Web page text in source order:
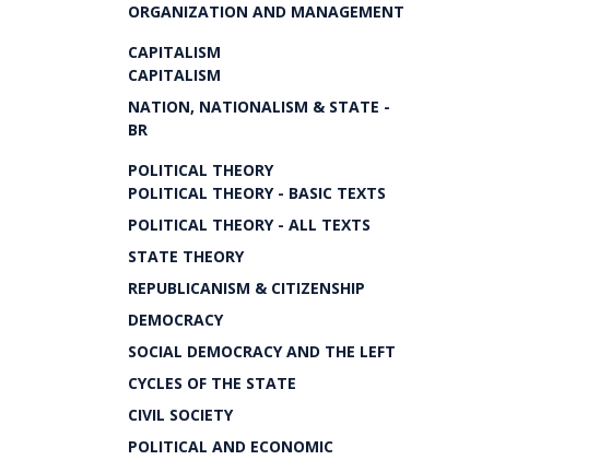
ORGANIZATION AND MANAGEMENT
CAPITALISM
CAPITALISM
NATION, NATIONALISM & STATE -
BR
POLITICAL THEORY
POLITICAL THEORY - BASIC TEXTS
POLITICAL THEORY - ALL TEXTS
STATE THEORY
REPUBLICANISM & CITIZENSHIP
DEMOCRACY
SOCIAL DEMOCRACY AND THE LEFT
CYCLES OF THE STATE
CIVIL SOCIETY
POLITICAL AND ECONOMIC